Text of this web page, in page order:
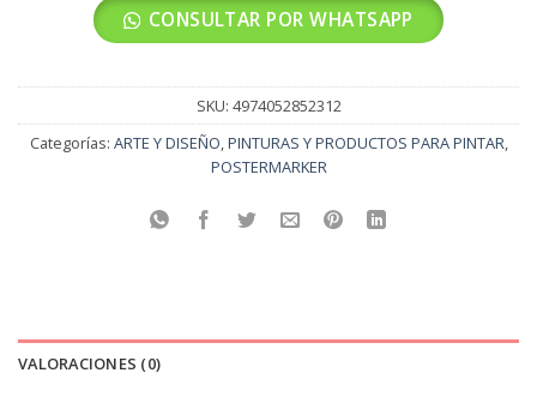
CONSULTAR POR WHATSAPP
SKU: 4974052852312
Categorías: ARTE Y DISEÑO,PINTURAS Y PRODUCTOS PARA PINTAR,
POSTERMARKER
VALORACIONES (0)